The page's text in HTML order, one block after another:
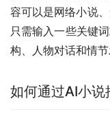
容可以是网络小说
只需输入一些关键
构、人物对话和情
如何通过AI小说